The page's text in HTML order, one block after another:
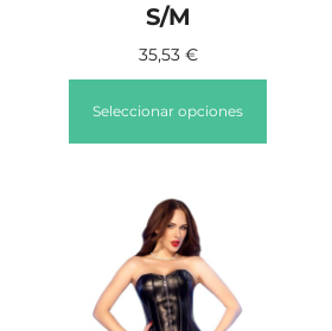
S/M
35,53 €
Seleccionar opciones